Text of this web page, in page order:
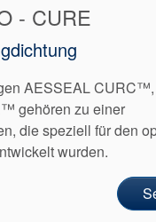
- CURE
AESSEAL CURC™,
gehören zu einer
die speziell für den
wurden.